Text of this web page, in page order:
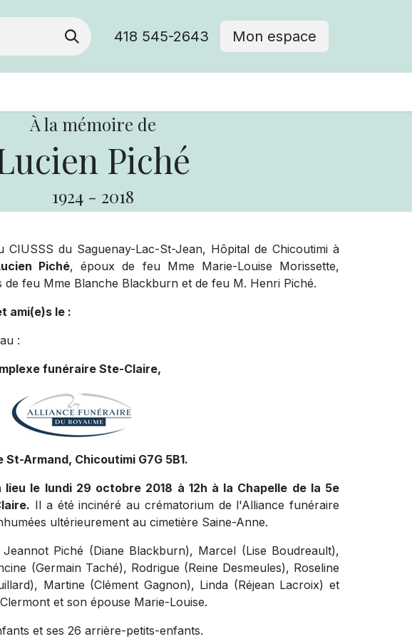
418 545-2643 Mon espace
À la mémoire de
Piché
1924 - 2018
CIUSSS du Saguenay-Lac-St-Jean, Hôpital de Chicoutimi à
Piché, époux de feu Mme Marie-Louise Morissette,
de feu Mme Blanche Blackburn et de feu M. Henri Piché.
ami(e)s le :
:
funéraire Ste-Claire,
St-Armand, Chicoutimi G7G 5B1.
le lundi 29 octobre 2018 à 12h à la Chapelle de la 5e
Il a été incinéré au crématorium de l'Alliance funéraire
ultérieurement au cimetière Saine-Anne.
Piché (Diane Blackburn), Marcel (Lise Boudreault),
(Germain Taché), Rodrigue (Reine Desmeules), Roseline
Martine (Clément Gagnon), Linda (Réjean Lacroix) et
et son épouse Marie-Louise.
et ses 26 arrière-petits-enfants.